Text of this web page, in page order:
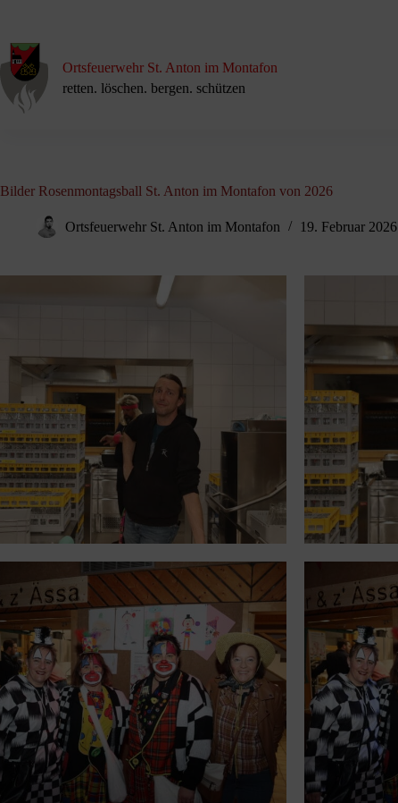
Ortsfeuerwehr St. Anton im Montafon
retten. löschen. bergen. schützen
Bilder Rosenmontagsball St. Anton im Montafon von 2026
Ortsfeuerwehr St. Anton im Montafon 19. Februar 2026